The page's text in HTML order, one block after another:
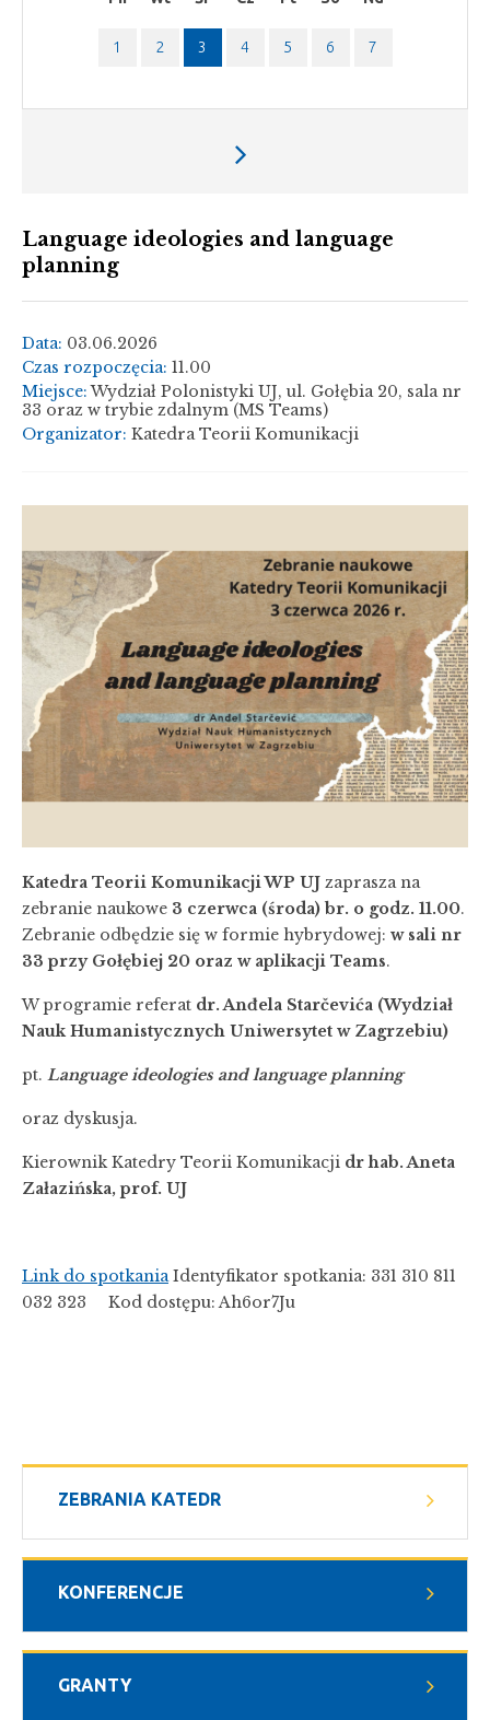
ZEBRANIA KATEDR
KONFERENCJE
GRANTY
1 2 3 4 5 6 7
Następny
Language ideologies and language
planning
Data: 03.06.2026
Czas rozpoczęcia: 11.00
Miejsce: Wydział Polonistyki UJ, ul. Gołębia 20, sala nr
33 oraz w trybie zdalnym (MS Teams)
Organizator: Katedra Teorii Komunikacji
Katedra Teorii Komunikacji WP UJ zaprasza na
zebranie naukowe 3 czerwca (środa) br. o godz. 11.00.
Zebranie odbędzie się w formie hybrydowej: w sali nr
33 przy Gołębiej 20 oraz w aplikacji Teams.
W programie referat dr. Anđela Starčevića (Wydział
Nauk Humanistycznych Uniwersytet w Zagrzebiu)
pt. Language ideologies and language planning
oraz dyskusja.
Kierownik Katedry Teorii Komunikacji dr hab. Aneta
Załazińska, prof. UJ
Link do spotkaniaIdentyfikator spotkania: 331 310 811
032 323 Kod dostępu: Ah6or7Ju